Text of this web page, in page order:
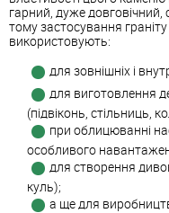
гарний, дуже
тому застосування
використовують:
для зовнішніх і
для виготовлення
(підвіконь, стільниць,
при облицюванні
особливого
для створення
куль);
а ще для